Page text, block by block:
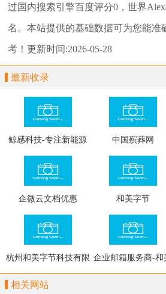
过国内搜索引擎百度评分0，世界
名。本站提供的基础数据可为您能准
考！更新时间:2026-05-28
最新收录
鲸感科技-专注新能源
与活性炭化学过滤的空
中国殡葬网
企微云文档优惠 和美字节
杭州和美字节科技有限
公司
企业邮箱服务商-和
相关网站